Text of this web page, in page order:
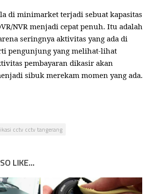
di minimarket terjadi sebuat kapasitas
NVR menjadi cepat penuh. Itu adalah
seringnya aktivitas yang ada di
pengunjung yang melihat-lihat
pembayaran dikasir akan
sibuk merekam momen yang ada.
cctv cctv tangerang
LIKE...